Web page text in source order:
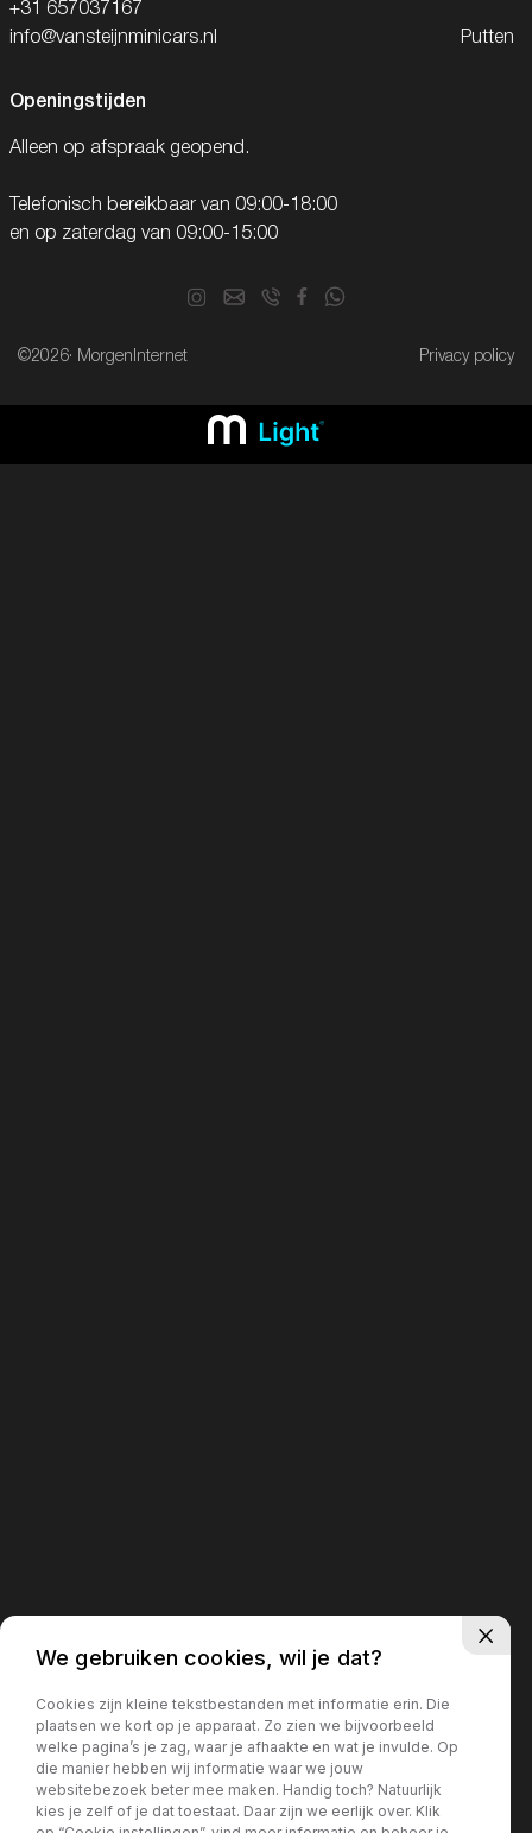
+31 657037167
info@vansteijnminicars.nl
Putten
Openingstijden
Alleen op afspraak geopend.
Telefonisch bereikbaar van 09:00-18:00
en op zaterdag van 09:00-15:00
©2026· MorgenInternet Privacy policy
We gebruiken cookies, wil je dat?
Cookies zijn kleine tekstbestanden met informatie erin. Die
plaatsen we kort op je apparaat. Zo zien we bijvoorbeeld
welke pagina’s je zag, waar je afhaakte en wat je invulde. Op
die manier hebben wij informatie waar we jouw
websitebezoek beter mee maken. Handig toch? Natuurlijk
kies je zelf of je dat toestaat. Daar zijn we eerlijk over. Klik